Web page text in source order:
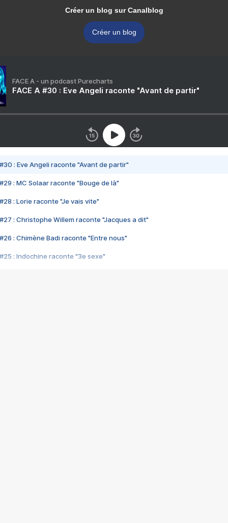
Créer un blog sur Canalblog
Créer un blog
FACE A - un podcast Purecharts
FACE A #30 : Eve Angeli raconte "Avant de partir"
#30 : Eve Angeli raconte "Avant de partir"
#29 : MC Solaar raconte "Bouge de là"
#28 : Lorie raconte "Je vais vite"
#27 : Christophe Willem raconte "Jacques a dit"
#26 : Chimène Badi raconte "Entre nous"
#25 : Indochine raconte "3e sexe"